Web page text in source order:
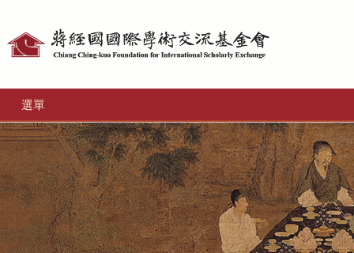
選單